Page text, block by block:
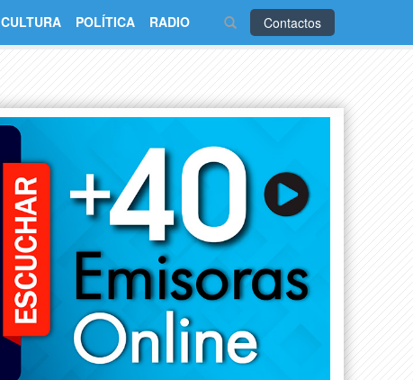
Contactos
CULTURA POLÍTICA RADIO